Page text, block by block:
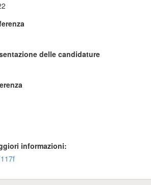
delle candidature
informazioni: